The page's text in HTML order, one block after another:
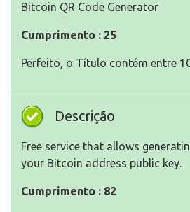
Bitcoin QR Code Generator
Cumprimento : 25
Perfeito, o Título contém entre
Descrição
Free service that allows
your Bitcoin address public key.
Cumprimento : 82